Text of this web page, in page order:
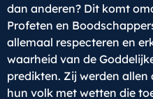
dan anderen? Dit komt
Profeten en
allemaal respecteren en
waarheid van de
predikten. Zij werden
hun volk met wetten die